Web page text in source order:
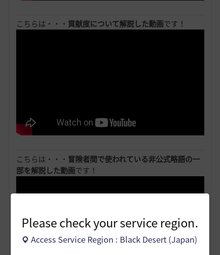
Please check your service region.
Access Service Region : Black Desert (Japan)
こちらは・・・ 貢献度について解説した動画です！
こちらは・・・ 冒険者間で使われている非公式略語の一
部を解説した動画です！